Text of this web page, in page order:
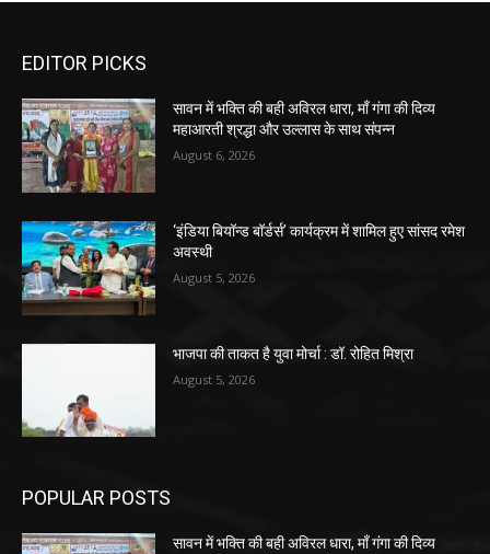
EDITOR PICKS
सावन में भक्ति की बही अविरल धारा, माँ गंगा की दिव्य
महाआरती श्रद्धा और उल्लास के साथ संपन्न
August 6, 2026
‘इंडिया बियॉन्ड बॉर्डर्स’ कार्यक्रम में शामिल हुए सांसद रमेश
अवस्थी
August 5, 2026
भाजपा की ताकत है युवा मोर्चा : डॉ. रोहित मिश्रा
August 5, 2026
POPULAR POSTS
सावन में भक्ति की बही अविरल धारा, माँ गंगा की दिव्य